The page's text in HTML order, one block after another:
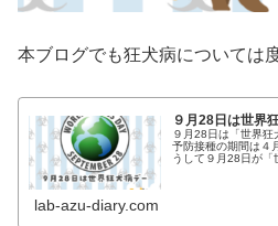
本ブログでも狂犬病については
９月28日は世界
９月28日は「世界
予防接種の期間は４
うして９月28日が「
lab-azu-diary.com